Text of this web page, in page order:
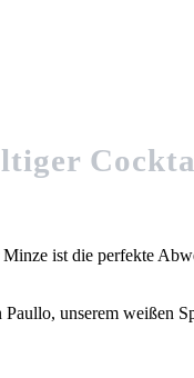
ist die perfekte
unserem weißen